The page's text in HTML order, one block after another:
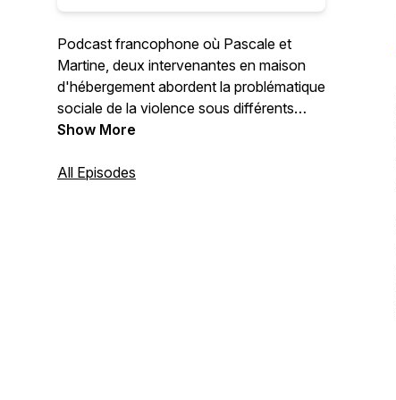
Podcast francophone où Pascale et
Martine, deux intervenantes en maison
d'hébergement abordent la problématique
sociale de la violence sous différents
angles. En passant par la démystification
des invités sur différents sujets, en se
Show More
All Episodes